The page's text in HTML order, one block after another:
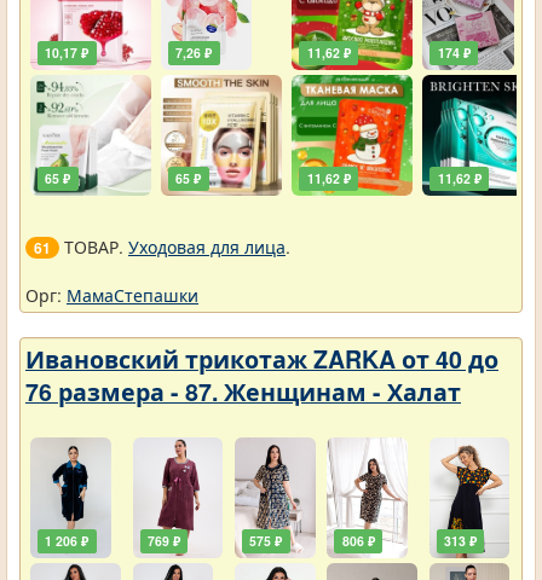
10,17 ₽
65 ₽
7,26 ₽
65 ₽
11,62 ₽
11,62 ₽
174 ₽
11,62 ₽
61 ТОВАР. Уходовая для лица.
Орг: МамаСтепашки
Ивановский трикотаж ZARKA от 40 до
76 размера - 87. Женщинам - Халат
1 206 ₽ 769 ₽ 575 ₽ 806 ₽ 313 ₽